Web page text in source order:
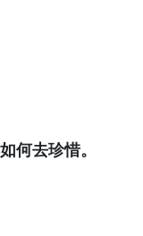
何去珍惜。